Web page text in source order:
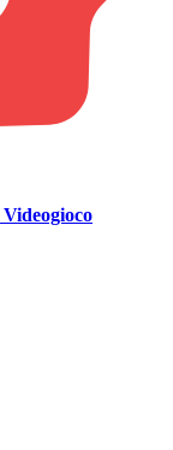
Videogioco